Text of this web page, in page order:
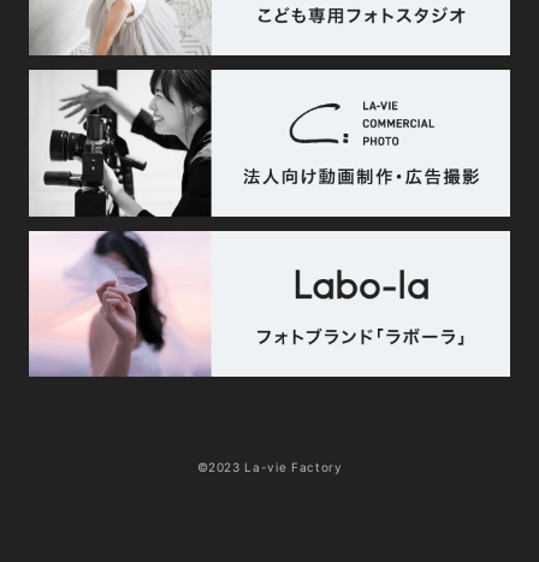
©2023 La-vie Factory